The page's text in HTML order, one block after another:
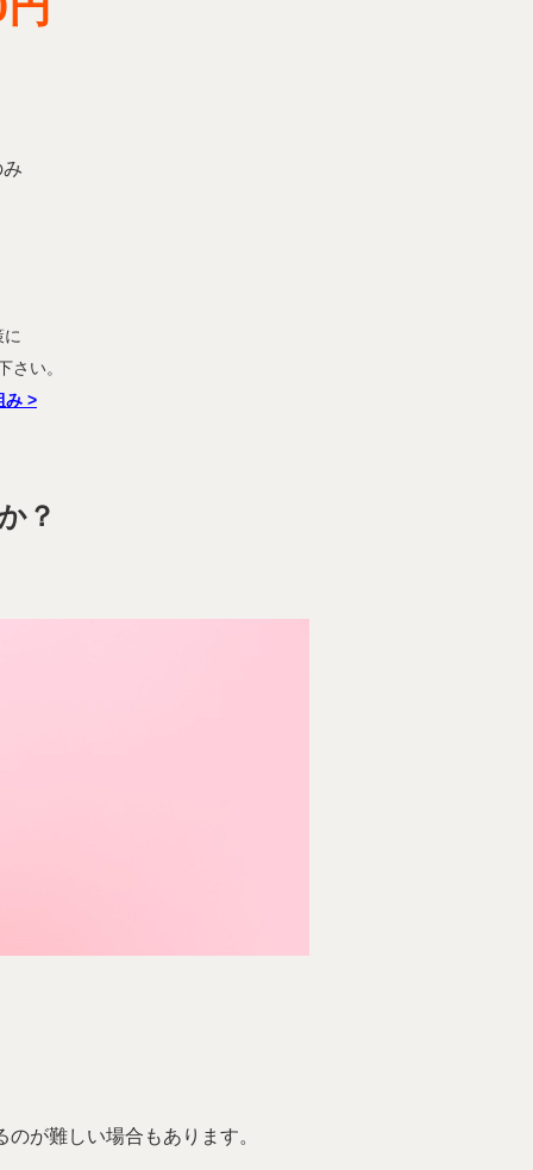
さい。
み >
？
が難しい場合もあります。